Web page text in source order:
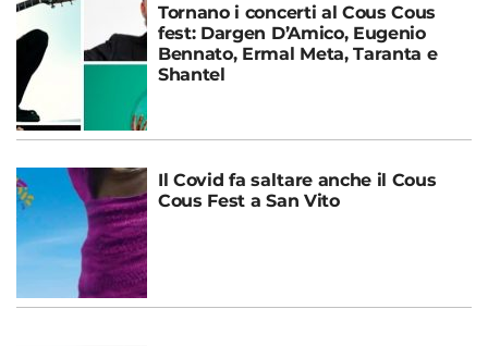
Tornano i concerti al Cous Cous
fest: Dargen D’Amico, Eugenio
Bennato, Ermal Meta, Taranta e
Shantel
Il Covid fa saltare anche il Cous
Cous Fest a San Vito